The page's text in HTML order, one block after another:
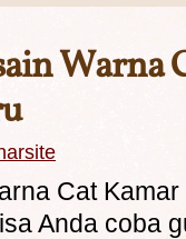
Warna
Cat
Anda coba